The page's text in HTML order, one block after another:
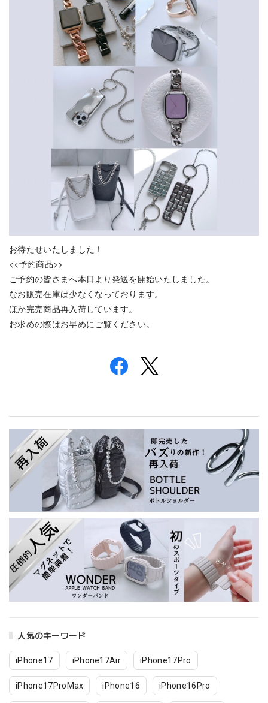
人気のキーワード
iPhone17 iPhone17Air iPhone17Pro
iPhone17ProMax iPhone16 iPhone16Pro
お待たせいたしました！
<<予約商品>>
ご予約の皆さまへ本日より発送を開始いたしました。
なお販売在庫は少なくなっております。
ほか完売商品再入荷しています。
お求めの際はお早めにご覧ください。